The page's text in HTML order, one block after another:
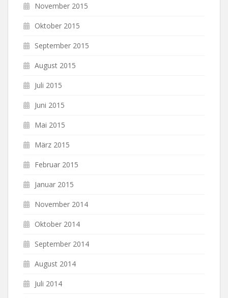
November 2015
Oktober 2015
September 2015
August 2015
Juli 2015
Juni 2015
Mai 2015
März 2015
Februar 2015
Januar 2015
November 2014
Oktober 2014
September 2014
August 2014
Juli 2014